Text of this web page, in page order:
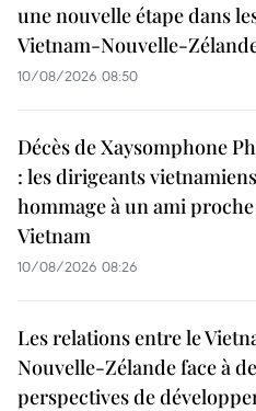
une nouvelle étape dans
Vietnam-Nouvelle-
10/08/2026 08:50
Décès de Xaysomphone
: les dirigeants
hommage à un ami
Vietnam
10/08/2026 08:26
Les relations entre le
Nouvelle-Zélande face à
perspectives de